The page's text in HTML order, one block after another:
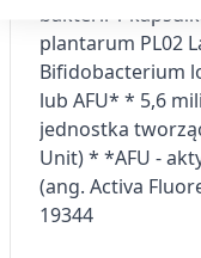
bakterii 1
plantarum PL02
Bifidobacterium
lub AFU* * 5,6
jednostka
Unit) * *AFU -
(ang. Activa
19344
Cele przetwarzania IAB:
Przechowywanie
lub dostęp do nich
Wykorzystywanie
wyboru reklam
Tworzenie profili w